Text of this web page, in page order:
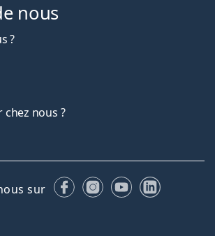
nous
?
nous ?
sur FacebookInstagram
YouTubeLinkedIn